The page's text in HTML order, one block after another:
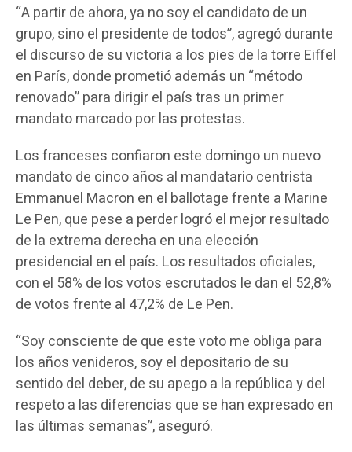
“A partir de ahora, ya no soy el candidato de un
grupo, sino el presidente de todos”, agregó durante
el discurso de su victoria a los pies de la torre Eiffel
en París, donde prometió además un “método
renovado” para dirigir el país tras un primer
mandato marcado por las protestas.
Los franceses confiaron este domingo un nuevo
mandato de cinco años al mandatario centrista
Emmanuel Macron en el ballotage frente a Marine
Le Pen, que pese a perder logró el mejor resultado
de la extrema derecha en una elección
presidencial en el país. Los resultados oficiales,
con el 58% de los votos escrutados le dan el 52,8%
de votos frente al 47,2% de Le Pen.
“Soy consciente de que este voto me obliga para
los años venideros, soy el depositario de su
sentido del deber, de su apego a la república y del
respeto a las diferencias que se han expresado en
las últimas semanas”, aseguró.